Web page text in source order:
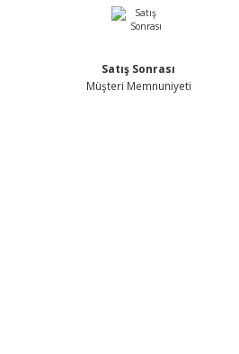
Satış Sonrası
Müşteri Memnuniyeti